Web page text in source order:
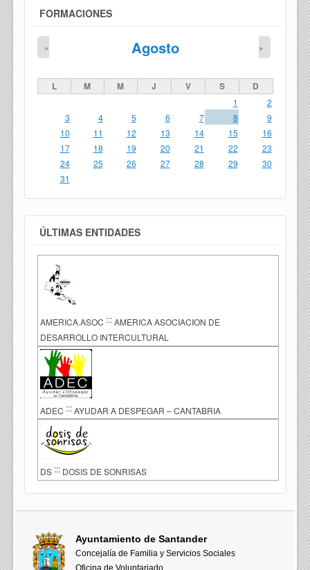
FORMACIONES
Agosto
« »
L M M J V S D
1
2
3
4 5 6 7 8
9
10
11 12 13 14 15
16
17
18 19 20 21 22
23
24
25 26 27 28 29
30
31
ÚLTIMAS ENTIDADES
AMERICA.ASOC ::: AMERICA ASOCIACION DE
DESARROLLO INTERCULTURAL
ADEC ::: AYUDAR A DESPEGAR – CANTABRIA
DS ::: DOSIS DE SONRISAS
Ayuntamiento de Santander
Concejalía de Familia y Servicios Sociales
Oficina de Voluntariado